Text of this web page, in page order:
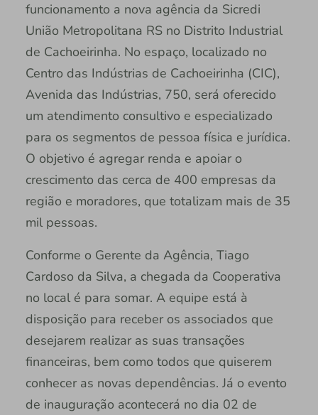
funcionamento a nova agência da Sicredi
União Metropolitana RS no Distrito Industrial
de Cachoeirinha. No espaço, localizado no
Centro das Indústrias de Cachoeirinha (CIC),
Avenida das Indústrias, 750, será oferecido
um atendimento consultivo e especializado
para os segmentos de pessoa física e jurídica.
O objetivo é agregar renda e apoiar o
crescimento das cerca de 400 empresas da
região e moradores, que totalizam mais de 35
mil pessoas.
Conforme o Gerente da Agência, Tiago
Cardoso da Silva, a chegada da Cooperativa
no local é para somar. A equipe está à
disposição para receber os associados que
desejarem realizar as suas transações
financeiras, bem como todos que quiserem
conhecer as novas dependências. Já o evento
de inauguração acontecerá no dia 02 de